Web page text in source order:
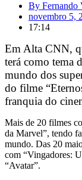
By Fernando
novembro 5,
17:14
Em Alta CNN,
terá como tema
mundo dos
do filme
franquia do
Mais de 20 filmes
da Marvel”, tendo
mundo. Das 20
com “Vingadores:
“Avatar”.